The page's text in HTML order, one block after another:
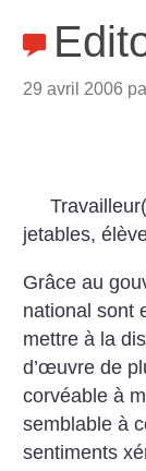
29 avril 2006
jetables,
Grâce au
national sont
mettre à la
d’œuvre de
corvéable à
semblable à
sentiments